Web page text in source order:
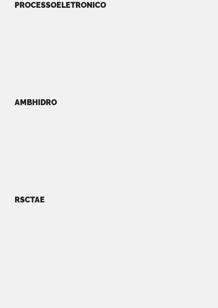
PROCESSOELETRONICO
AMBHIDRO
RSCTAE